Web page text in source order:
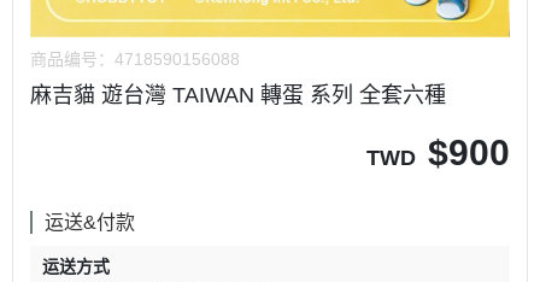
商品编号： 4718590156088
麻吉貓 遊台灣 TAIWAN 轉蛋 系列 全套六種
TWD $900
运送&付款
运送方式